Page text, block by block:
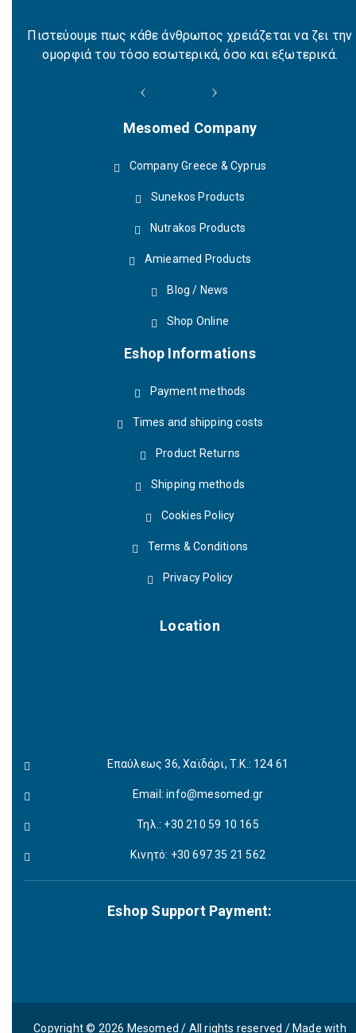
Πιστεύουμε πως κάθε άνθρωπος χρειάζεται να ζει την
ομορφιά του τόσο εσωτερικά, όσο και εξωτερικά.
Mesomed Company
Company Greece & Cyprus
Sunekos Products
Nutrakos Products
Amieamed Products
Blog / News
Shop Online
Eshop Informations
Payment methods
Times and shipping costs
Product Returns
Shipping methods
Cookies Policy
Terms & Conditions
Privacy Policy
Location
Επαύλεως 36, Χαϊδάρι, Τ.Κ.: 124 61
Email:info@mesomed.gr
Τηλ.: +30 210 59 10 165
Κινητό: +30 697 35 21 562
Eshop Support Payment:
Copyright © 2026 Mesomed / All rights reserved / Made with